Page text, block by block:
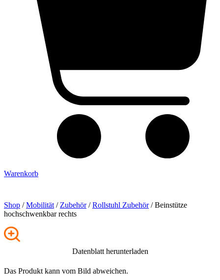
Warenkorb
Shop /Mobilität / Zubehör/Rollstuhl Zubehör/ Beinstütze
hochschwenkbar rechts
Datenblatt herunterladen
Das Produkt kann vom Bild abweichen.